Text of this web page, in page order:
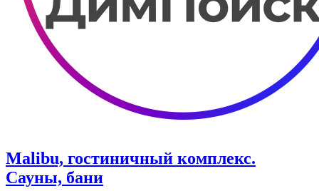
Malibu, гостиничный комплекс.
Сауны, бани